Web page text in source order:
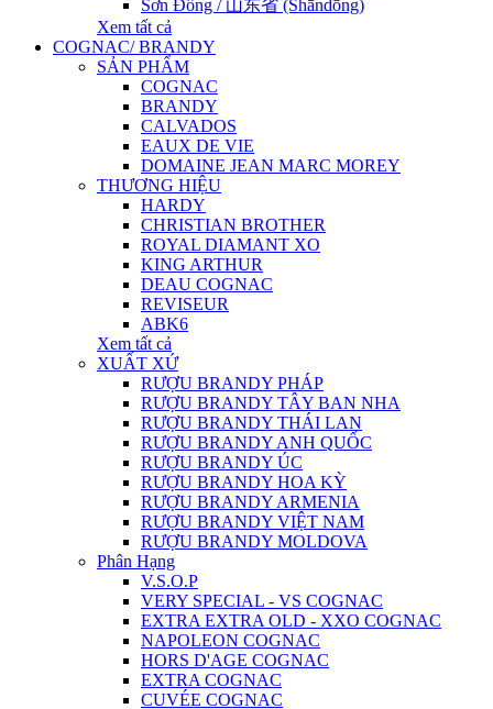
Sơn Đông / 山东省 (Shāndōng)
Xem tất cả
COGNAC/ BRANDY
SẢN PHẨM
COGNAC
BRANDY
CALVADOS
EAUX DE VIE
DOMAINE JEAN MARC MOREY
THƯƠNG HIỆU
HARDY
CHRISTIAN BROTHER
ROYAL DIAMANT XO
KING ARTHUR
DEAU COGNAC
REVISEUR
ABK6
Xem tất cả
XUẤT XỨ
RƯỢU BRANDY PHÁP
RƯỢU BRANDY TÂY BAN NHA
RƯỢU BRANDY THÁI LAN
RƯỢU BRANDY ANH QUỐC
RƯỢU BRANDY ÚC
RƯỢU BRANDY HOA KỲ
RƯỢU BRANDY ARMENIA
RƯỢU BRANDY VIỆT NAM
RƯỢU BRANDY MOLDOVA
Phân Hạng
V.S.O.P
VERY SPECIAL - VS COGNAC
EXTRA EXTRA OLD - XXO COGNAC
NAPOLEON COGNAC
HORS D'AGE COGNAC
EXTRA COGNAC
CUVÉE COGNAC